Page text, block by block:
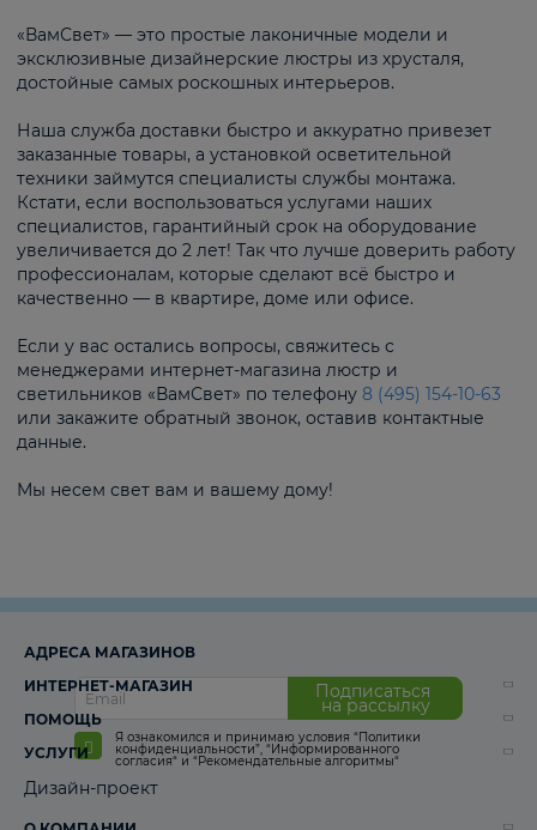
«ВамСвет» — это простые лаконичные модели и
эксклюзивные дизайнерские люстры из хрусталя,
достойные самых роскошных интерьеров.
Наша служба доставки быстро и аккуратно привезет
заказанные товары, а установкой осветительной
техники займутся специалисты службы монтажа.
Кстати, если воспользоваться услугами наших
специалистов, гарантийный срок на оборудование
увеличивается до 2 лет! Так что лучше доверить работу
профессионалам, которые сделают всё быстро и
качественно — в квартире, доме или офисе.
Если у вас остались вопросы, свяжитесь с
менеджерами интернет-магазина люстр и
светильников «ВамСвет» по телефону 8 (495) 154-10-63
или закажите обратный звонок, оставив контактные
данные.
Мы несем свет вам и вашему дому!
Подписаться
на рассылку
Я ознакомился и принимаю условия “Политики
конфиденциальности”, “Информированного
согласия“ и “Рекомендательные алгоритмы“
АДРЕСА МАГАЗИНОВ
ИНТЕРНЕТ-МАГАЗИН
ПОМОЩЬ
УСЛУГИ
Дизайн-проект